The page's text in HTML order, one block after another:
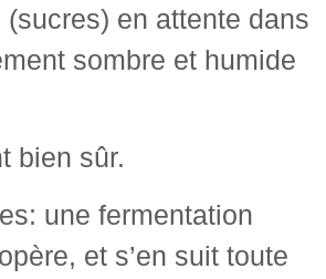
en attente dans
sombre et humide
bien sûr.
une fermentation
et s’en suit toute